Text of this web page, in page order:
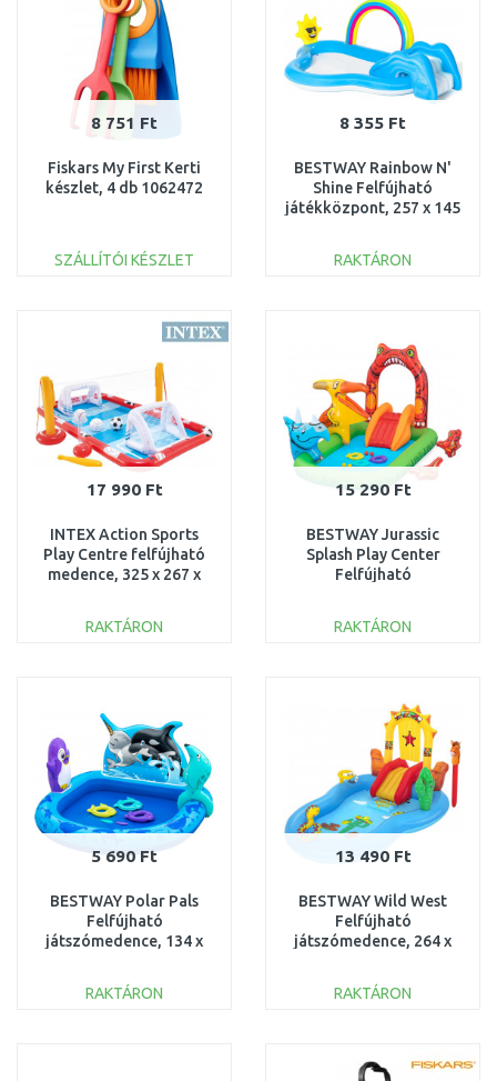
8 751 Ft
Fiskars My First Kerti
készlet, 4 db 1062472
SZÁLLÍTÓI KÉSZLET
Összehasonlítás
8 355 Ft
BESTWAY Rainbow N'
Shine Felfújható
játékközpont, 257 x 145
RAKTÁRON
17 990 Ft
INTEX Action Sports
Play Centre felfújható
medence, 325 x 267 x
RAKTÁRON
15 290 Ft
BESTWAY Jurassic
Splash Play Center
Felfújható
140 x 137 cm 53160
RAKTÁRON
5 690 Ft
BESTWAY Polar Pals
Felfújható
játszómedence, 134 x
RAKTÁRON
13 490 Ft
BESTWAY Wild West
Felfújható
játszómedence, 264 x
RAKTÁRON
Összehasonlítás